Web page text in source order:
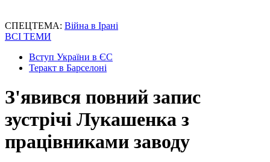
СПЕЦТЕМА: Війна в Ірані
ВСІ ТЕМИ
Вступ України в ЄС
Теракт в Барселоні
З'явився повний запис
зустрічі Лукашенка з
працівниками заводу